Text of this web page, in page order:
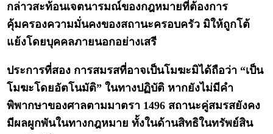
กล่าวสะท้อนเจตนารมณ์ของกฎหมายที่ต้องการ
คุ้มครองความมั่นคงของสถานะครอบครัว มิให้ถูกโต้
แย้งโดยบุคคลภายนอกอย่างเสรี
ประการที่สอง การสมรสที่อาจเป็นโมฆะมิได้ถือว่า “เป็น
โมฆะโดยอัตโนมัติ” ในทางปฏิบัติ หากยังไม่มีคำ
พิพากษาของศาลตามมาตรา 1496 สถานะคู่สมรสยังคง
มีผลผูกพันในทางกฎหมาย ทั้งในด้านสิทธิในทรัพย์สิน